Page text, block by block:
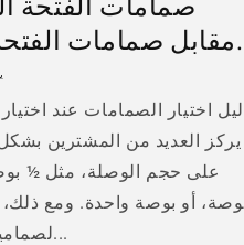
اختيار الصمامات عند
يركز العديد من المشترين
على حجم الوصلة، مثل ½
أو بوصة واحدة. ومع
لصمامين بنفس...